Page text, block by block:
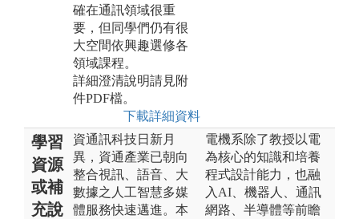
確在通訊領域很重
要，但同學們仍有很
大空間依興趣選修各
領域課程。
詳細澄清說明請見附
件PDF檔。
下載詳細資料
學習
資源
或補
充說
資通訊科技日新月
異，資通產業已朝向
整合視訊、語音、大
數據之人工智慧多媒
體服務快速邁進。本
電機系除了教授以電
為核心的知識和培養
程式設計能力，也融
入AI、機器人、通訊
網路、半導體等前瞻